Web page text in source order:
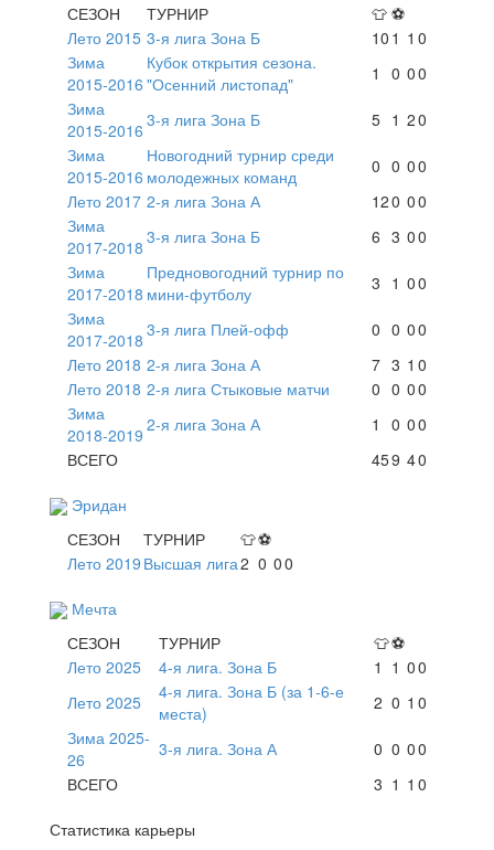
СЕЗОН
ТУРНИР 👕 ⚽
Лето 2015 3-я лига Зона Б 10 1 1 0
Зима
2015-2016
Кубок открытия сезона.
"Осенний листопад"
1 0 00
Зима
2015-2016 3-я лига Зона Б 5 1 20
Зима
2015-2016
Новогодний турнир среди
молодежных команд
0 0 00
Лето 2017 2-я лига Зона А 120 00
Зима
2017-2018 3-я лига Зона Б 6 3 00
Зима
2017-2018
Предновогодний турнир по
мини-футболу
3 1 00
Зима
2017-2018 3-я лига Плей-офф 0 0 00
Лето 2018 2-я лига Зона А 7 3 1 0
Лето 2018 2-я лига Стыковые матчи 0 0 00
Зима
2018-2019 2-я лига Зона А 1 0 00
ВСЕГО
459 40
Эридан
СЕЗОН
ТУРНИР 👕⚽
Лето 2019 Высшая лига2 0 00
Мечта
СЕЗОН
ТУРНИР 👕⚽
Лето 2025
4-я лига. Зона Б 1 1 00
Лето 2025
4-я лига. Зона Б (за 1-6-е
места)
2 0 1 0
Зима 2025-
26
3-я лига. Зона А 0 0 00
ВСЕГО
3 1 1 0
Статистика карьеры